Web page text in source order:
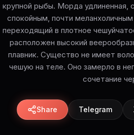
крупной рыбы. Морда удлиненная,
спокойным, почти
переходящий в плотное
расположен высокий
плавник. Существо не имеет
чешую на теле. Оно замерло в
сочетание
Share Telegram